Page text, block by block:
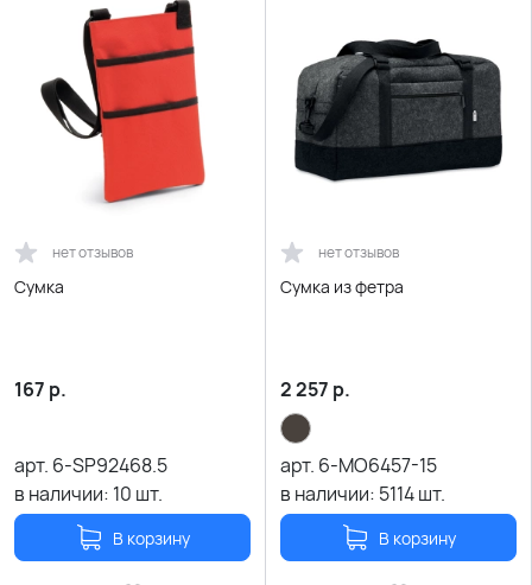
нет отзывов
Сумка
167 р.
арт. 6-SP92468.5
в наличии: 10 шт.
В корзину
нет отзывов
Сумка из фетра
2 257 р.
арт. 6-MO6457-15
в наличии: 5114шт.
В корзину